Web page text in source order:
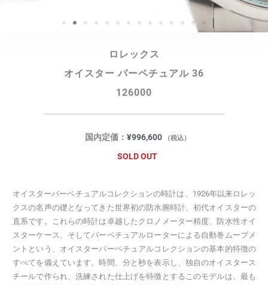
ロレックス
オイスター パーペチュアル 36
126000
国内定価： ¥996,600 （税込）
SOLD OUT
オイスターパーペチュアルコレクションの時計は、1926年以来ロレッ
クスの名声の礎となってきた世界初の防水腕時計、初代オイスターの
直系です。これらの時計は卓越したクロノメーター精度、防水性オイ
スターケース、そしてパーペチュアルローターによる自動巻ムーブメ
ントという、オイスターパーペチュアルコレクションの基本的特徴の
すべてを備えています。時間、分と秒を表示し、独自のオイスタース
チールで作られ、洗練された仕上げを特徴とするこのモデルは、最も